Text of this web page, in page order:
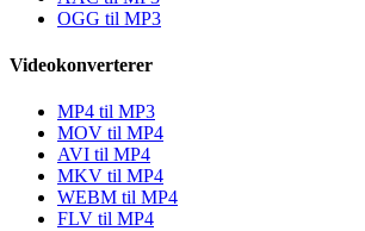
OGG til MP3
Videokonverterer
MP4 til MP3
MOV til MP4
AVI til MP4
MKV til MP4
WEBM til MP4
FLV til MP4